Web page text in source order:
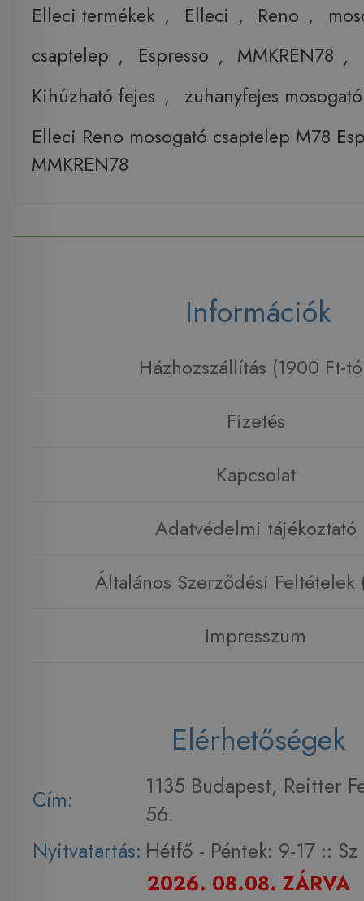
Elleci termékek , Elleci , Reno ,
csaptelep , Espresso , MMKREN78 ,
Kihúzható fejes , zuhanyfejes
Elleci Reno mosogató csaptelep M78
MMKREN78
Információk
Házhozszállítás (1900 Ft-
Fizetés
Kapcsolat
Adatvédelmi tájékoztató
Általános Szerződési Feltételek
Impresszum
Elérhetőségek
Cím:
1135 Budapest, Reitter
56.
Nyitvatartás: Hétfő - Péntek: 9-17 :: Sz
2026. 08.08. ZÁRVA